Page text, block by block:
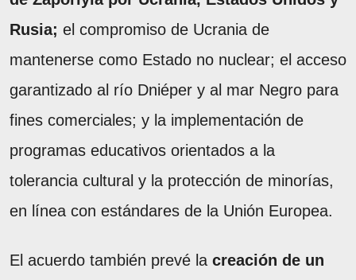
Rusia; el compromiso de Ucrania de
mantenerse como Estado no nuclear; el acceso
garantizado al río Dniéper y al mar Negro para
fines comerciales; y la implementación de
programas educativos orientados a la
tolerancia cultural y la protección de minorías,
en línea con estándares de la Unión Europea.
El acuerdo también prevé la creación de un